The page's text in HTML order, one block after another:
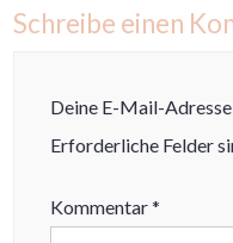
Schreibe einen
Deine E-Mail-
Erforderliche Felder
Kommentar*